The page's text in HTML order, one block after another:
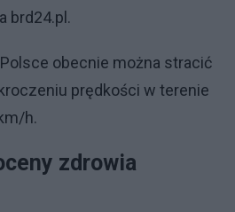
brd24.pl.
obecnie można stracić
prędkości w terenie
h.
zdrowia